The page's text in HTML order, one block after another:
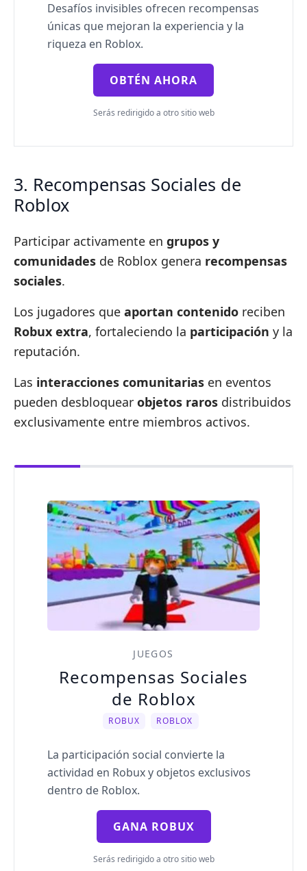
Desafíos invisibles ofrecen recompensas
únicas que mejoran la experiencia y la
riqueza en Roblox.
OBTÉN AHORA
Serás redirigido a otro sitio web
3. Recompensas Sociales de
Roblox
Participar activamente en grupos y
comunidades de Roblox genera recompensas
sociales.
Los jugadores que aportan contenido reciben
Robux extra, fortaleciendo la participación y la
reputación.
Las interacciones comunitarias en eventos
pueden desbloquear objetos raros distribuidos
exclusivamente entre miembros activos.
JUEGOS
Recompensas Sociales
de Roblox
ROBUX ROBLOX
La participación social convierte la
actividad en Robux y objetos exclusivos
dentro de Roblox.
GANA ROBUX
Serás redirigido a otro sitio web